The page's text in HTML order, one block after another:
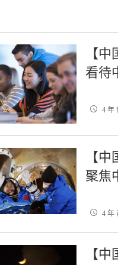
【
看待
4 年
【
聚焦
4 年
【